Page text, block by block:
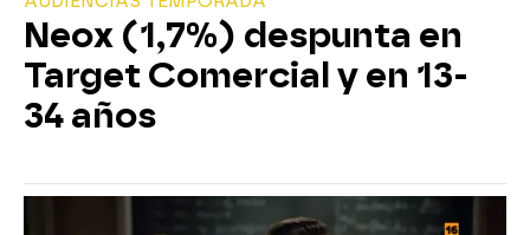
Neox (1,7%) despunta en
Target Comercial y en 13-
34 años